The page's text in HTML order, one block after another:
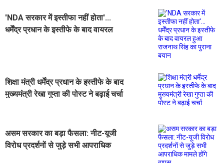
'NDA सरकार में इस्तीफा नहीं होता'...
धर्मेंद्र प्रधान के इस्तीफे के बाद वायरल
शिक्षा मंत्री धर्मेंद्र प्रधान के इस्तीफे के बाद
मुख्यमंत्री रेखा गुप्ता की पोस्ट ने बढ़ाई चर्चा
असम सरकार का बड़ा फैसला: नीट-यूजी
विरोध प्रदर्शनों से जुड़े सभी आपराधिक